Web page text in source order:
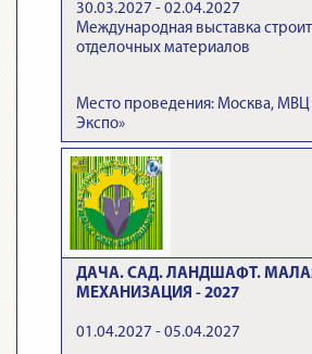
30.03.2027 - 02.04.2027
Международная выставка
отделочных материалов
Место проведения: Москва, МВЦ
Экспо»
ДАЧА. САД. ЛАНДШАФТ.
МЕХАНИЗАЦИЯ - 2027
01.04.2027 - 05.04.2027